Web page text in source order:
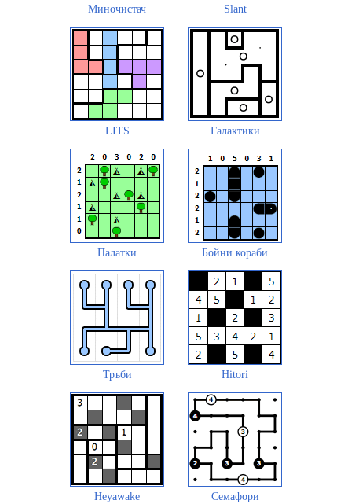
Миночистач Slant
LITS Галактики
Палатки Бойни кораби
Тръби Hitori
Heyawake Семафори